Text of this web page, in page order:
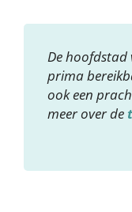
De hoofdstad
prima
ook een
meer over de